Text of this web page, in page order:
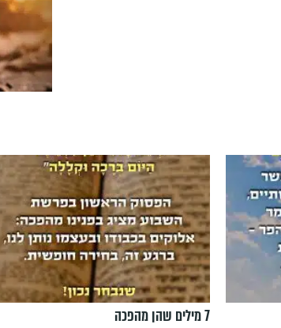
7 מילים שהן מהפכה